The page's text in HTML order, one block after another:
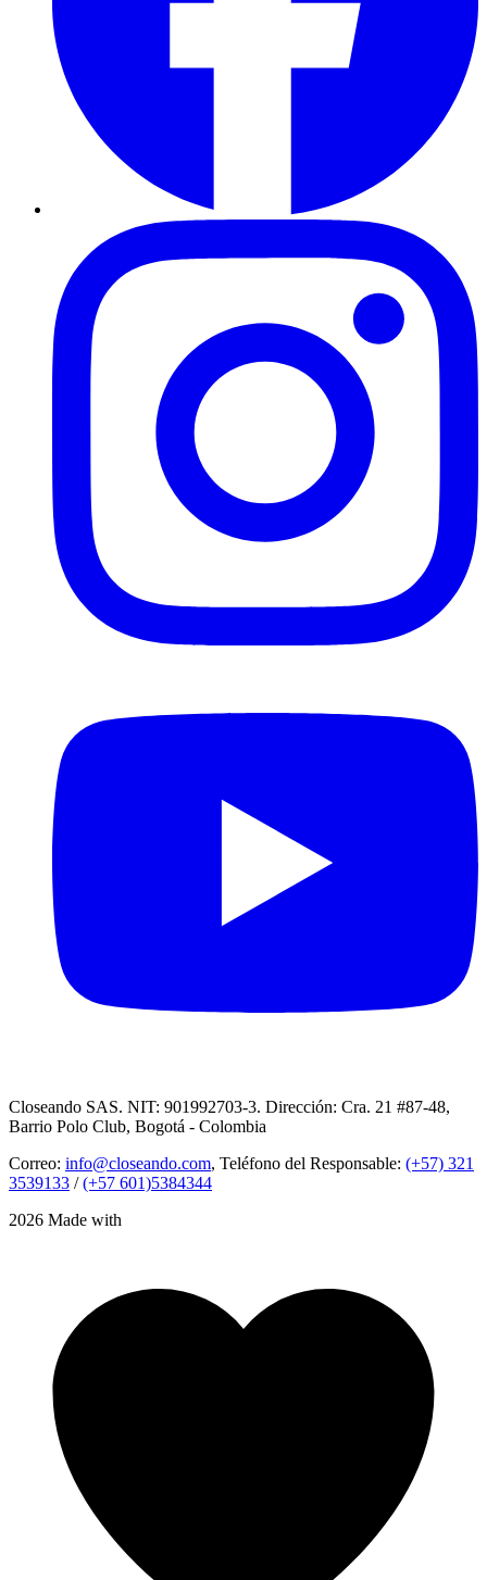
Closeando SAS. NIT: 901992703-3. Dirección: Cra. 21 #87-48,
Barrio Polo Club, Bogotá - Colombia
Correo: info@closeando.com, Teléfono del Responsable: (+57) 321
3539133 /(+57 601)5384344
2026 Made with